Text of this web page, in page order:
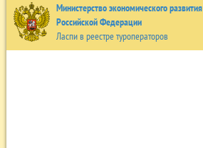
Министерство экономического развития
Российской Федерации
Ласпи в реестре туроператоров